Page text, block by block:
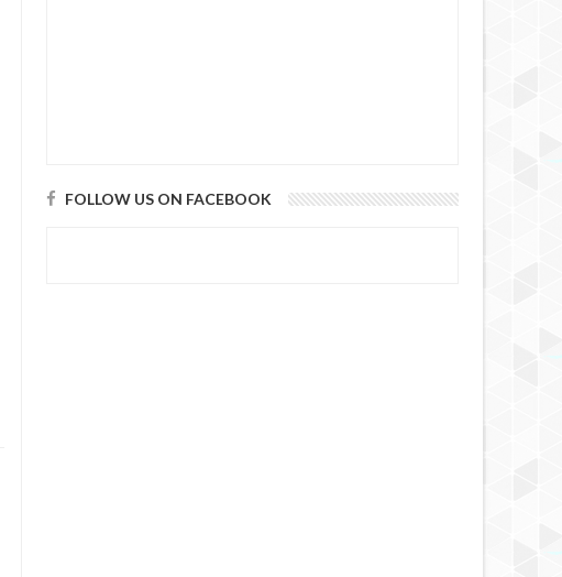
FOLLOW US ON FACEBOOK